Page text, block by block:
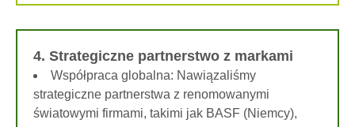
4. Strategiczne partnerstwo z markami
Współpraca globalna: Nawiązaliśmy
strategiczne partnerstwa z renomowanymi
światowymi firmami, takimi jak BASF (Niemcy),